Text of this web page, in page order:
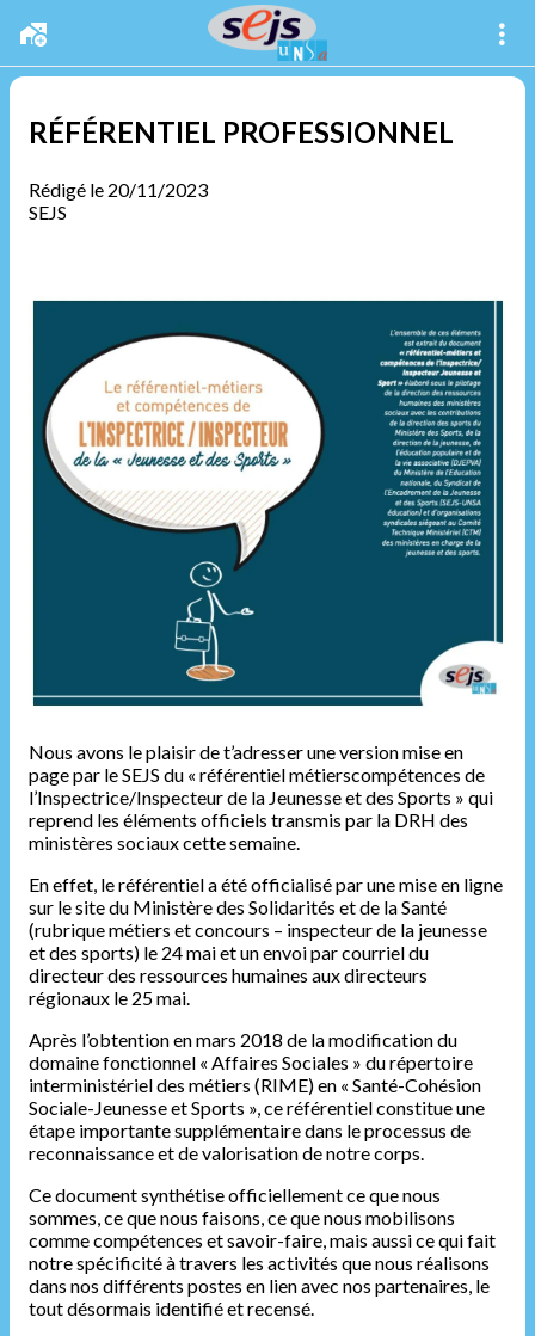
RÉFÉRENTIEL PROFESSIONNEL
Rédigé le 20/11/2023
SEJS
Nous avons le plaisir de t’adresser une version mise en
page par le SEJS du « référentiel métierscompétences de
l’Inspectrice/Inspecteur de la Jeunesse et des Sports » qui
reprend les éléments officiels transmis par la DRH des
ministères sociaux cette semaine.
En effet, le référentiel a été officialisé par une mise en ligne
sur le site du Ministère des Solidarités et de la Santé
(rubrique métiers et concours – inspecteur de la jeunesse
et des sports) le 24 mai et un envoi par courriel du
directeur des ressources humaines aux directeurs
régionaux le 25 mai.
Après l’obtention en mars 2018 de la modification du
domaine fonctionnel « Affaires Sociales » du répertoire
interministériel des métiers (RIME) en « Santé-Cohésion
Sociale-Jeunesse et Sports », ce référentiel constitue une
étape importante supplémentaire dans le processus de
reconnaissance et de valorisation de notre corps.
Ce document synthétise officiellement ce que nous
sommes, ce que nous faisons, ce que nous mobilisons
comme compétences et savoir-faire, mais aussi ce qui fait
notre spécificité à travers les activités que nous réalisons
dans nos différents postes en lien avec nos partenaires, le
tout désormais identifié et recensé.